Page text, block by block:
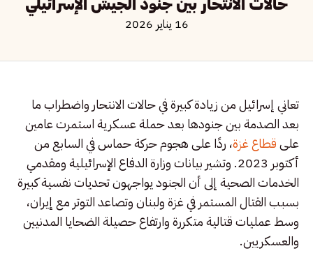
حالات الانتحار بين جنود الجيش الإسرائيلي
16 يناير 2026
تعاني إسرائيل من زيادة كبيرة في حالات الانتحار واضطراب ما
بعد الصدمة بين جنودها بعد حملة عسكرية استمرت عامين
علىقطاع غزة، ردًا على هجوم حركة حماس في السابع من
أكتوبر 2023. وتشير بيانات وزارة الدفاع الإسرائيلية ومقدمي
الخدمات الصحية إلى أن الجنود يواجهون تحديات نفسية كبيرة
بسبب القتال المستمر في غزة ولبنان وتصاعد التوتر مع إيران،
وسط عمليات قتالية متكررة وارتفاع حصيلة الضحايا المدنيين
والعسكريين.